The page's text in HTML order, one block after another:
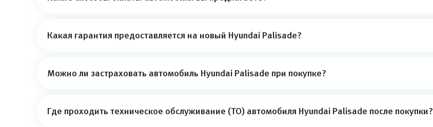
Какая гарантия предоставляется на новый Hyundai Palisade?
Можно ли застраховать автомобиль Hyundai Palisade при покупке?
Где проходить техническое обслуживание (ТО) автомобиля Hyundai Palisade после покупки?